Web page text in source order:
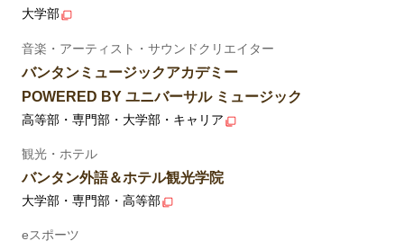
大学部
音楽・アーティスト・サウンドクリエイター
バンタンミュージックアカデミー
POWERED BY ユニバーサル ミュージック
高等部・専門部・大学部・キャリア
観光・ホテル
バンタン外語＆ホテル観光学院
大学部・専門部・高等部
eスポーツ